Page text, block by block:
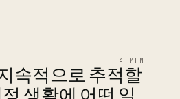
4 MIN
속적으로 추적할